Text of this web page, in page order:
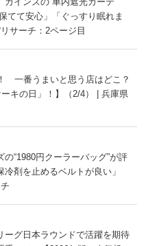
インズの“車内遮光カーテ
てて安心」「ぐっすり眠れま
サーチ：2ページ目
一番うまいと思う店はどこ？
キの日」！】（2/4） | 兵庫県
“1980円クーラーバッグ”が評
剤を止めるベルトが良い」
ーグ日本ラウンドで活躍を期待